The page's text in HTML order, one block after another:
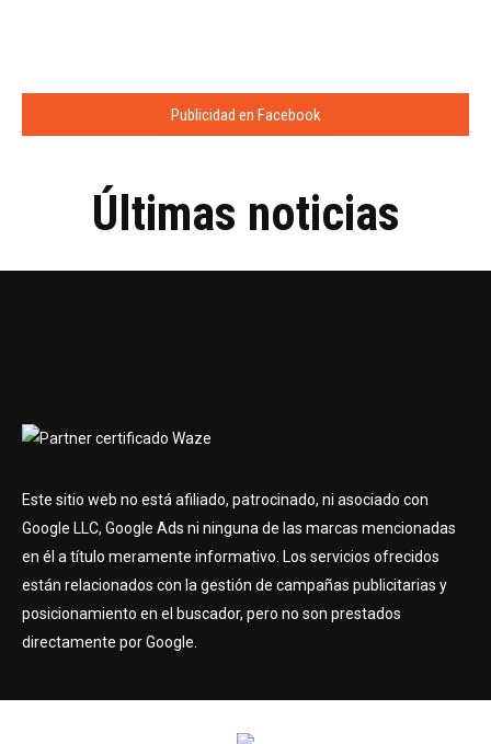
Publicidad en Facebook
Últimas noticias
Este sitio web no está afiliado, patrocinado, ni asociado con
Google LLC, Google Ads ni ninguna de las marcas mencionadas
en él a título meramente informativo. Los servicios ofrecidos
están relacionados con la gestión de campañas publicitarias y
posicionamiento en el buscador, pero no son prestados
directamente por Google.